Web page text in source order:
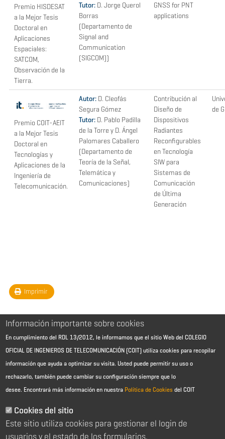
Premio HISDESAT
a la Mejor Tesis
Doctoral en
Aplicaciones
Espaciales:
SATCOM,
Observación de la
Tierra.
Tutor: D. Jorge Querol
Borras
(Departamento de
Signal and
Communication
(SIGCOM))
GNSS for PNT
applications
Premio COIT-AEIT
a la Mejor Tesis
Doctoral en
Tecnologías y
Aplicaciones de la
Ingeniería de
Telecomunicación.
Autor: D. Cleofás
Segura Gómez
Tutor: D. Pablo Padilla
de la Torre y D. Ángel
Palomares Caballero
(Departamento de
Teoría de la Señal,
Telemática y
Comunicaciones)
Contribución al
Diseño de
Dispositivos
Radiantes
Reconfigurables
en Tecnología
SIW para
Sistemas de
Comunicación
de Última
Generación
de
Imprimir
Aviso Legal - Información general
Política de cookies
Política de reembolso
Sitemap
Información importante sobre cookies
En cumplimiento del RDL 13/2012, le informamos que el sitio Web del COLEGIO
OFICIAL DE INGENIEROS DE TELECOMUNICACIÓN (COIT) utiliza cookies para recopilar
información que ayuda a optimizar su visita. Usted puede permitir su uso o
rechazarlo, también puede cambiar su configuración siempre que lo
desee. Encontrará más información en nuestra Política de Cookies del COIT
Cookies del sitio
Este sitio utiliza cookies para gestionar el login de
usuarios y el estado de los formularios.